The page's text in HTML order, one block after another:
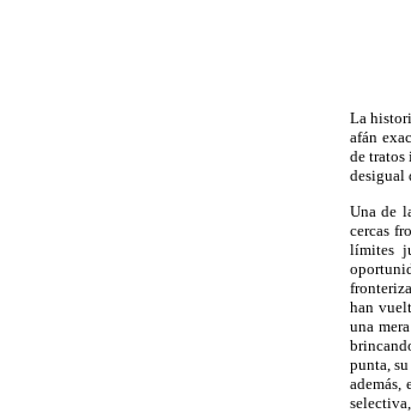
La
afán
de tratos
desigual
Una de
cercas
límites
han
una
punta,
además,